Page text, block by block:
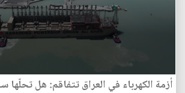
أزمة الكهرباء في العراق تتفاقم: هل تحلّها